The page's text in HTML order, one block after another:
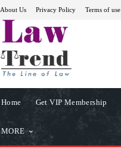
About Us Privacy Policy Terms of use
Home Get VIP Membership
MORE